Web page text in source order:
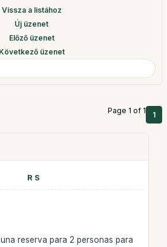
Vissza a listához
Új üzenet
Előző üzenet
Következő üzenet
Page 1 of 1 1
R S
reserva para 2 personas para